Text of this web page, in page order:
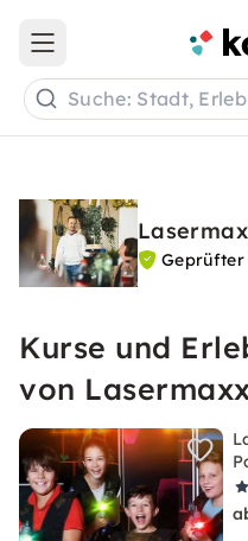
Open main menu
Suche: Stadt,
Geprüfter
Kurse und
von